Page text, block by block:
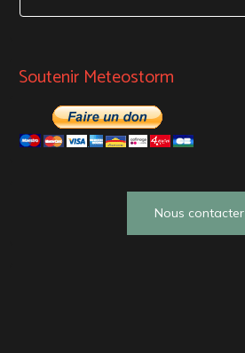
Soutenir Meteostorm
Nous contacter